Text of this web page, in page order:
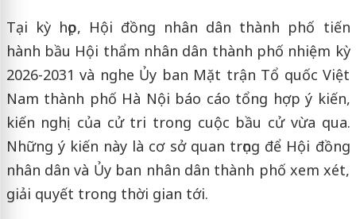
Tại kỳ họp, Hội đồng nhân dân thành phố tiến
hành bầu Hội thẩm nhân dân thành phố nhiệm kỳ
2026-2031 và nghe Ủy ban Mặt trận Tổ quốc Việt
Nam thành phố Hà Nội báo cáo tổng hợp ý kiến,
kiến nghị của cử tri trong cuộc bầu cử vừa qua.
Những ý kiến này là cơ sở quan trọng để Hội đồng
nhân dân và Ủy ban nhân dân thành phố xem xét,
giải quyết trong thời gian tới.